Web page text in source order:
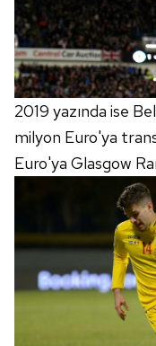
2019 yazında ise
milyon Euro'ya
Euro'ya Glasgow